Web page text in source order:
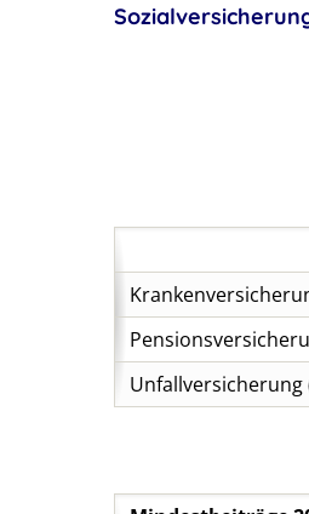
Unfallversicherung